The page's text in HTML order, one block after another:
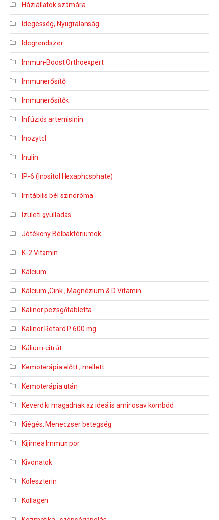
Háziállatok számára
Idegesség, Nyugtalanság
Idegrendszer
Immun-Boost Orthoexpert
Immunerősítő
Immunerősítők
Infúziós artemisinin
Inozytol
Inulin
IP-6 (Inositol Hexaphosphate)
Irritábilis bél szindróma
Izületi gyulladás
Jótékony Bélbaktériumok
K-2 Vitamin
Kálcium
Kálcium ,Cink , Magnézium & D Vitamin
Kalinor pezsgőtabletta
Kalinor Retard P 600 mg
Kálium-citrát
Kemoterápia előtt , mellett
Kemoterápia után
Keverd ki magadnak az ideális aminosav kombód
Kiégés, Menedzser betegség
Kijimea Immun por
Kivonatok
Koleszterin
Kollagén